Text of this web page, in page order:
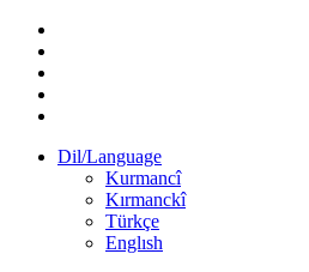
Dil/Language
Kurmancî
Kırmanckî
Türkçe
Englısh